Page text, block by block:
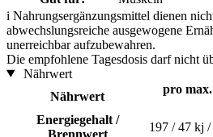
i Nahrungsergänzungsmittel dienen
abwechslungsreiche ausgewogene
unerreichbar aufzubewahren.
Die empfohlene Tagesdosis darf nicht
Nährwert
Nährwert
pro
Energiegehalt /
Brennwert
197 / 47 kj /